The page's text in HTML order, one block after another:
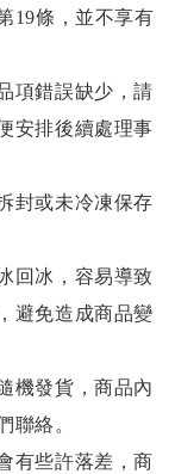
19條，並不享有
項錯誤缺少，請
安排後續處理事
封或未冷凍保存
回冰，容易導致
避免造成商品變
機發貨，商品內
聯絡。
有些許落差，商